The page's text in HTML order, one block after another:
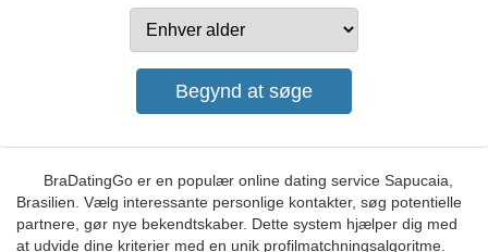
BraDatingGo er en populær online dating service Sapucaia,
Brasilien. Vælg interessante personlige kontakter, søg potentielle
partnere, gør nye bekendtskaber. Dette system hjælper dig med
at udvide dine kriterier med en unik profilmatchningsalgoritme.